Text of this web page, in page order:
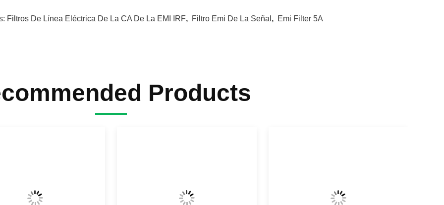
Filtros De Línea Eléctrica De La CA De La EMI IRF, Filtro Emi De La Señal , Emi Filter 5A
Products